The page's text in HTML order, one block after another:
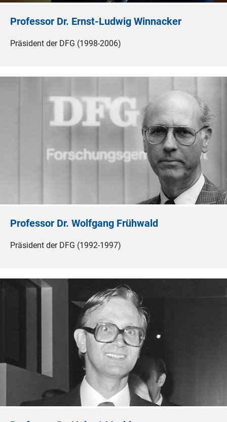
Professor Dr. Ernst-Ludwig Winnacker
Präsident der DFG (1998-2006)
Professor Dr. Wolfgang Frühwald
Präsident der DFG (1992-1997)